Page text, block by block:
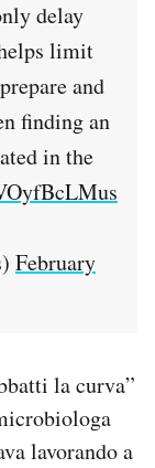
delay
limit
and
finding an
in the
February
la curva”
lavorando a